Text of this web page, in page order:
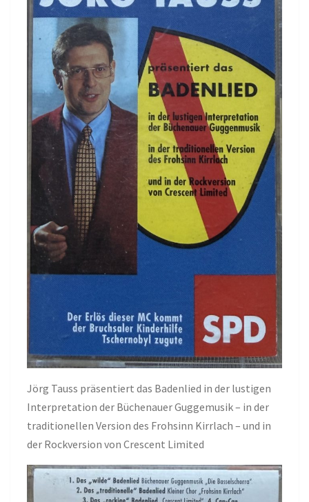
Jörg Tauss präsentiert das Badenlied in der lustigen
Interpretation der Büchenauer Guggemusik – in der
traditionellen Version des Frohsinn Kirrlach – und in
der Rockversion von Crescent Limited